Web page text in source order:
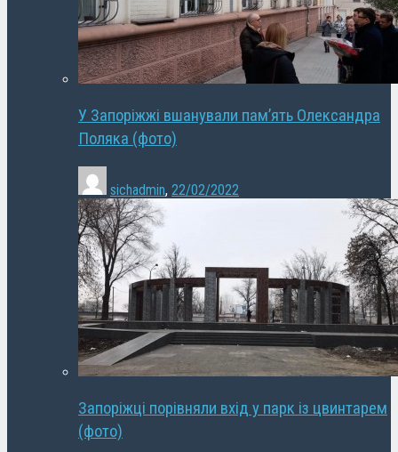
У Запоріжжі вшанували пам’ять Олександра
Поляка (фото)
sichadmin, 22/02/2022
Запоріжці порівняли вхід у парк із цвинтарем
(фото)